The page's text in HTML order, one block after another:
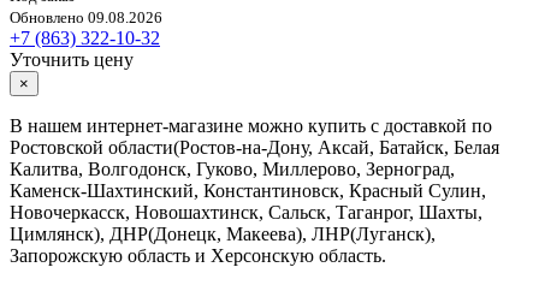
Обновлено 09.08.2026
+7 (863) 322-10-32
Уточнить цену
×
В нашем интернет-магазине можно купить с доставкой по
Ростовской области(Ростов-на-Дону, Аксай, Батайск, Белая
Калитва, Волгодонск, Гуково, Миллерово, Зерноград,
Каменск-Шахтинский, Константиновск, Красный Сулин,
Новочеркасск, Новошахтинск, Сальск, Таганрог, Шахты,
Цимлянск), ДНР(Донецк, Макеева), ЛНР(Луганск),
Запорожскую область и Херсонскую область.